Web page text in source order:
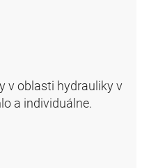
v oblasti hydrauliky v
a individuálne.